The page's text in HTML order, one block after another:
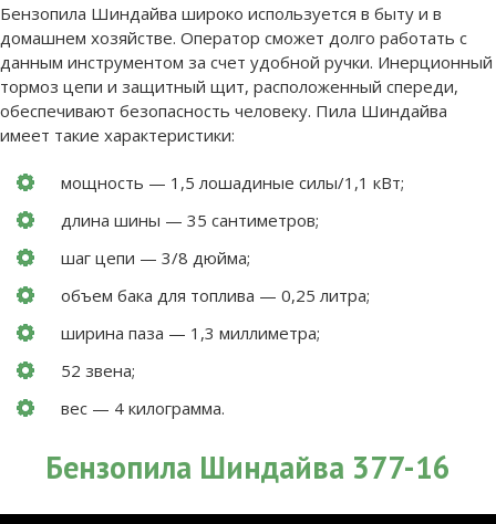
Бензопила Шиндайва широко используется в быту и в
домашнем хозяйстве. Оператор сможет долго работать с
данным инструментом за счет удобной ручки. Инерционный
тормоз цепи и защитный щит, расположенный спереди,
обеспечивают безопасность человеку. Пила Шиндайва
имеет такие характеристики:
мощность — 1,5 лошадиные силы/1,1 кВт;
длина шины — 35 сантиметров;
шаг цепи — 3/8 дюйма;
объем бака для топлива — 0,25 литра;
ширина паза — 1,3 миллиметра;
52 звена;
вес — 4 килограмма.
Бензопила Шиндайва 377-16